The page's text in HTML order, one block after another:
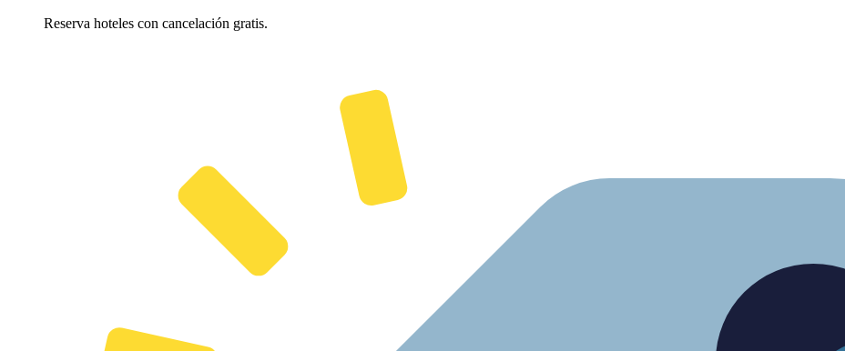
Reserva hoteles con cancelación gratis.